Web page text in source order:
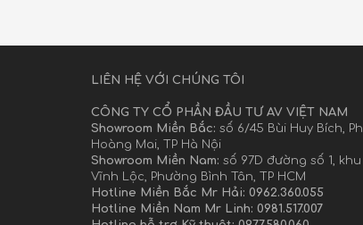
LIÊN HỆ VỚI CHÚNG TÔI
CÔNG TY CỔ PHẦN ĐẦU TƯ AV VIỆT NAM
Showroom Miền Bắc: số 6/45 Bùi Huy Bích,
Hoàng Mai, TP Hà Nội
Showroom Miền Nam: số 97D đường số 1,
Vĩnh Lộc, Phường Bình Tân, TP HCM
Hotline Miền Bắc Mr Hải: 0962.360.055
Hotline Miền Nam Mr Linh: 0981.517.007